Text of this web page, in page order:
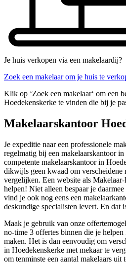
Je huis verkopen via een makelaardij?
Zoek een makelaar om je huis te
Klik op ‘Zoek een makelaar‘ om een
Hoedekenskerke te vinden die bij je
Makelaarskantoor
Je expeditie naar een professionele
regelmatig bij een makelaarskantoor
competente makelaarskantoor in
dikwijls geen kwaad om verscheidene
vergelijken. Een website als
helpen! Niet alleen bespaar je
vind je ook nog eens een
deskundige specialisten levert. En dat
Maak je gebruik van onze
no-time 3 offertes binnen die je helpen
maken. Het is dan eenvoudig om
in Hoedekenskerke met mekaar te
om tenminste een aantal makelaars uit